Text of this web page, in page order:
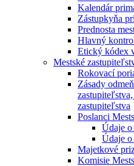
Kalendár
Zástupkyňa
Prednosta
Hlavný
Etický kódex
Mestské
Rokovací
Zásady
zastupiteľstva
Poslanci
Údaje o
Údaje
Majetkové
Komisie